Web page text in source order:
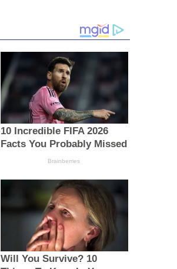
10 Incredible FIFA 2026
Facts You Probably Missed
Brainberries
Will You Survive? 10